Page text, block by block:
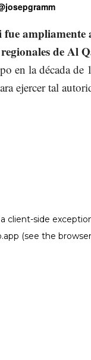
ampliamente
de Al
en la década
ejercer tal